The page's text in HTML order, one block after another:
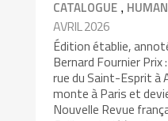
CATALOGUE ,
AVRIL 2026
Édition établie,
Bernard Fournier
rue du Saint-Esprit à
monte à Paris et
Nouvelle Revue